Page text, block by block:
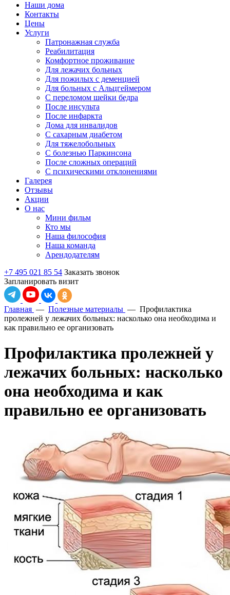
Наши дома
Контакты
Цены
Услуги
Патронажная служба
Реабилитация
Комфортное проживание
Для лежачих больных
Для пожилых с деменцией
Для больных с Альцгеймером
С переломом шейки бедра
После инсульта
После инфаркта
Дома для инвалидов
С сахарным диабетом
Для тяжелобольных
С болезнью Паркинсона
После сложных операций
С психическими отклонениями
Галерея
Отзывы
Акции
О нас
Мини фильм
Кто мы
Наша философия
Наша команда
Арендодателям
+7 495 021 85 54 Заказать звонок
Запланировать визит
Главная — Полезные материалы — Профилактика
пролежней у лежачих больных: насколько она необходима и
как правильно ее организовать
Профилактика пролежней у
лежачих больных: насколько
она необходима и как
правильно ее организовать